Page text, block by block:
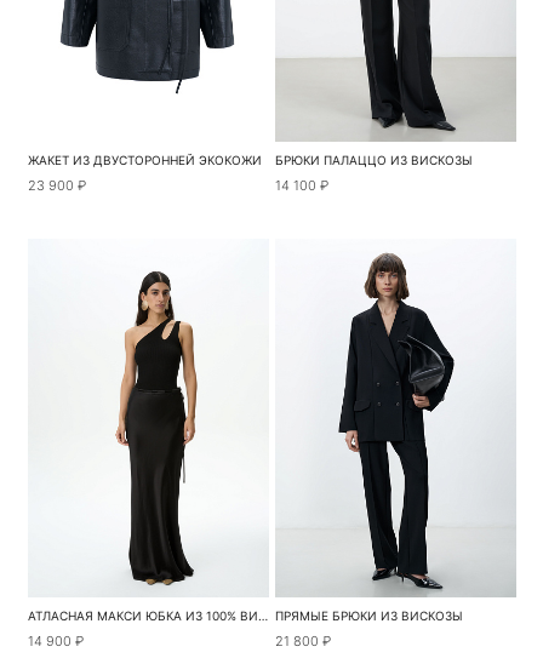
ЖАКЕТ ИЗ ДВУСТОРОННЕЙ ЭКОКОЖИ
23 900 ₽
БРЮКИ ПАЛАЦЦО ИЗ ВИСКОЗЫ
14 100 ₽
АТЛАСНАЯ МАКСИ ЮБКА ИЗ 100% ВИСКОЗЫ С ПОЯСОМ
14 900 ₽
ПРЯМЫЕ БРЮКИ ИЗ ВИСКОЗЫ
21 800 ₽